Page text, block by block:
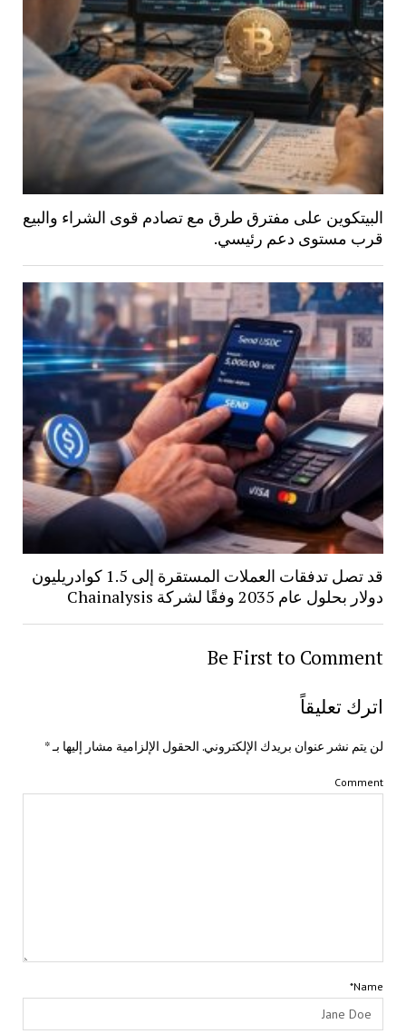
البيتكوين على مفترق طرق مع تصادم قوى الشراء والبيع
قرب مستوى دعم رئيسي.
قد تصل تدفقات العملات المستقرة إلى 1.5 كوادريليون
دولار بحلول عام 2035 وفقًا لشركة Chainalysis
Be First to Comment
اترك تعليقاً
لن يتم نشر عنوان بريدك الإلكتروني. الحقول الإلزامية مشار إليها بـ*
Comment
Name*